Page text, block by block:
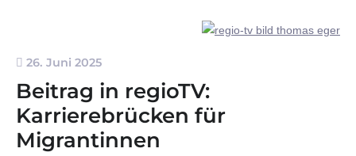
26. Juni 2025
Beitrag in regioTV:
Karrierebrücken für
Migrantinnen